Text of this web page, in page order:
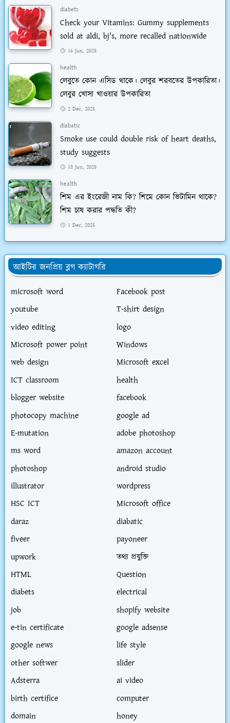
diabets
Check your Vitamins: Gummy supplements
sold at aldi, bj's, more recalled nationwide
16 Jun, 2025
health
লেবুতে কোন এসিড থাকে। লেবুর শরবতের উপকারিতা।
লেবুর খোসা খাওয়ার উপকারিতা
2 Dec, 2025
diabatic
Smoke use could double risk of heart deaths,
study suggests
18 Jun, 2025
health
শিম এর ইংরেজী নাম কি? শিমে কোন ভিটামিন থাকে?
শিম চাষ করার পদ্ধতি কী?
1 Dec, 2025
আইটির জনপ্রিয় ব্লগ ক্যাটাগরি
microsoft word
Facebook post
youtube
T-shirt design
video editing
logo
Microsoft power point
Windows
web design
Microsoft excel
ICT classroom
health
blogger website
facebook
photocopy machine
google ad
E-mutation
adobe photoshop
ms word
amazon account
photoshop
android studio
illustrator
wordpress
HSC ICT
Microsoft office
daraz
diabatic
fiveer
payoneer
upwork
তথ্য প্রযুক্তি
HTML
Question
diabets
electrical
job
shopify website
e-tin certificate
google adsense
google news
life style
other softwer
slider
Adsterra
ai video
birth certifice
computer
domain
honey